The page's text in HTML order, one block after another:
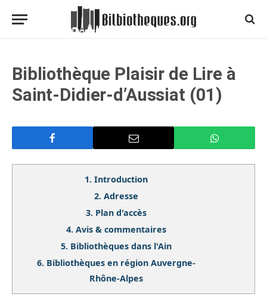
Bibliothèque Plaisir de Lire à
Saint-Didier-d’Aussiat (01)
1. Introduction
2. Adresse
3. Plan d'accès
4. Avis & commentaires
5. Bibliothèques dans l'Ain
6. Bibliothèques en région Auvergne-
Rhône-Alpes